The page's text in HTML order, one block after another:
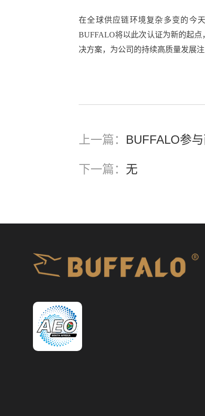
在全球供应链环境复杂多变的今
BUFFALO将以此次认证为新的起
决方案，为公司的持续高质量发展
上一篇： BUFFALO参
下一篇： 无